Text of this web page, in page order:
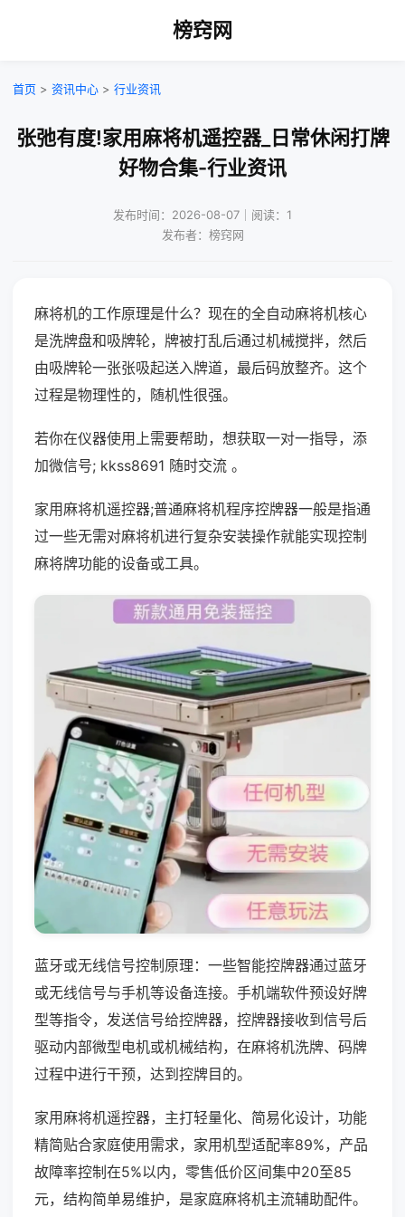
榜窍网
首页 > 资讯中心 > 行业资讯
张弛有度!家用麻将机遥控器_日常休闲打牌
好物合集-行业资讯
发布时间：2026-08-07｜阅读：1
发布者：榜窍网
麻将机的工作原理是什么？现在的全自动麻将机核心
是洗牌盘和吸牌轮，牌被打乱后通过机械搅拌，然后
由吸牌轮一张张吸起送入牌道，最后码放整齐。这个
过程是物理性的，随机性很强。
若你在仪器使用上需要帮助，想获取一对一指导，添
加微信号; kkss8691 随时交流 。
家用麻将机遥控器;普通麻将机程序控牌器一般是指通
过一些无需对麻将机进行复杂安装操作就能实现控制
麻将牌功能的设备或工具。
蓝牙或无线信号控制原理：一些智能控牌器通过蓝牙
或无线信号与手机等设备连接。手机端软件预设好牌
型等指令，发送信号给控牌器，控牌器接收到信号后
驱动内部微型电机或机械结构，在麻将机洗牌、码牌
过程中进行干预，达到控牌目的。
家用麻将机遥控器，主打轻量化、简易化设计，功能
精简贴合家庭使用需求，家用机型适配率89%，产品
故障率控制在5%以内，零售低价区间集中20至85
元，结构简单易维护，是家庭麻将机主流辅助配件。